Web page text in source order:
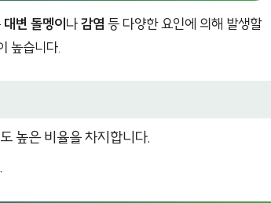
대변 돌멩이나감염 등 다양한 요인에 의해 발생할
높습니다.
높은 비율을 차지합니다.